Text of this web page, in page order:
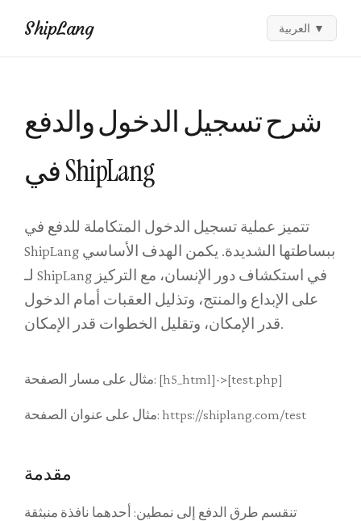
ShipLang العربية ▼
شرح تسجيل الدخول والدفع
في ShipLang
تتميز عملية تسجيل الدخول المتكاملة للدفع في
ShipLang ببساطتها الشديدة. يكمن الهدف الأساسي
لـ ShipLang في استكشاف دور الإنسان، مع التركيز
على الإبداع والمنتج، وتذليل العقبات أمام الدخول
قدر الإمكان، وتقليل الخطوات قدر الإمكان.
مثال على مسار الصفحة: [h5_html]->[test.php]
مثال على عنوان الصفحة: https://shiplang.com/test
مقدمة
تنقسم طرق الدفع إلى نمطين: أحدهما نافذة منبثقة